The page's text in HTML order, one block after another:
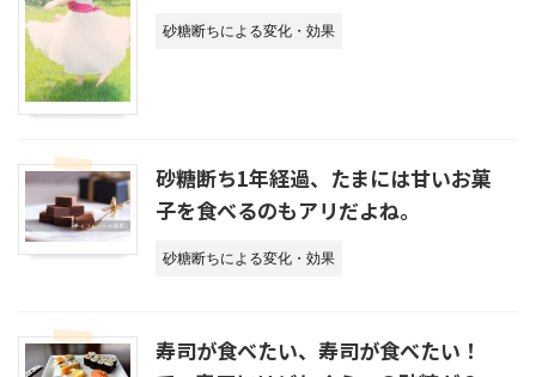
砂糖断ちによる変化・効果
砂糖断ち1年経過、たまには甘いお菓
子を食べるのもアリだよね。
砂糖断ちによる変化・効果
寿司が食べたい、寿司が食べたい！